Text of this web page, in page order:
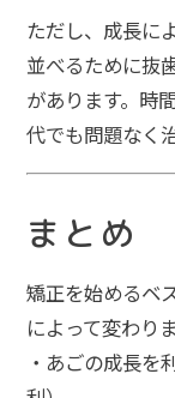
ただし、成長に
並べるために抜
があります。時
代でも問題なく
まとめ
矯正を始めるベ
によって変わりま
・あごの成長